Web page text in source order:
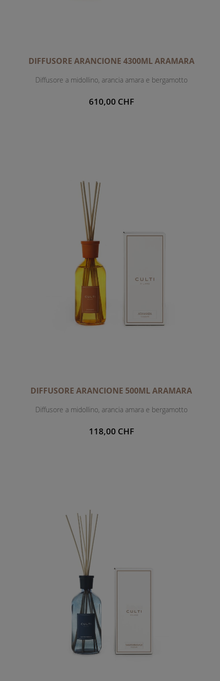
DIFFUSORE ARANCIONE 4300ML ARAMARA
Diffusore a midollino, arancia amara e bergamotto
610,00 CHF
DIFFUSORE ARANCIONE 500ML ARAMARA
Diffusore a midollino, arancia amara e bergamotto
118,00 CHF